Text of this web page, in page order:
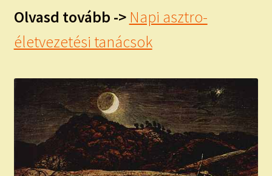
Olvasd tovább -> Napi asztro-
életvezetési tanácsok